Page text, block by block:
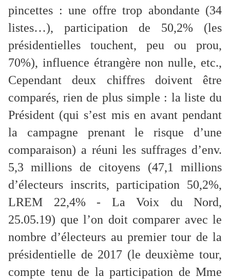
pincettes : une offre trop abondante (34
listes…), participation de 50,2% (les
présidentielles touchent, peu ou prou,
70%), influence étrangère non nulle, etc.,
Cependant deux chiffres doivent être
comparés, rien de plus simple : la liste du
Président (qui s’est mis en avant pendant
la campagne prenant le risque d’une
comparaison) a réuni les suffrages d’env.
5,3 millions de citoyens (47,1 millions
d’électeurs inscrits, participation 50,2%,
LREM 22,4% - La Voix du Nord,
25.05.19) que l’on doit comparer avec le
nombre d’électeurs au premier tour de la
présidentielle de 2017 (le deuxième tour,
compte tenu de la participation de Mme